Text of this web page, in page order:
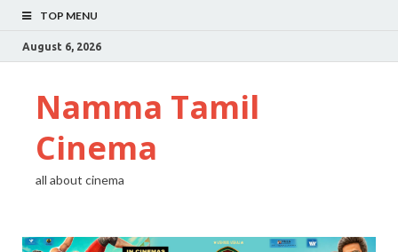
TOP MENU
August 6, 2026
Namma Tamil
Cinema
all about cinema